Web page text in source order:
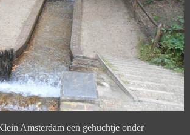
Amsterdam een gehuchtje onder